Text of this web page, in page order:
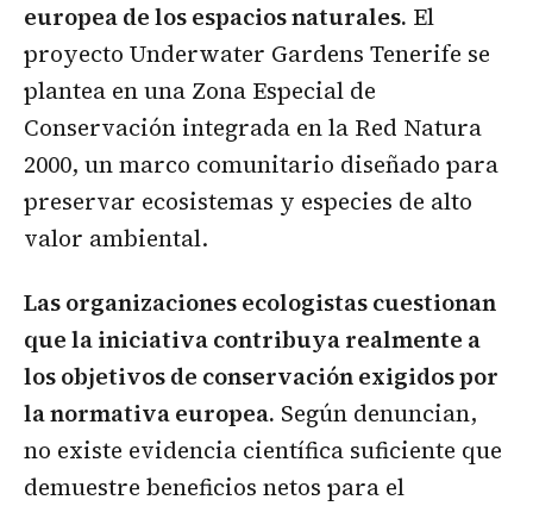
europea de los espacios naturales. El
proyecto Underwater Gardens Tenerife se
plantea en una Zona Especial de
Conservación integrada en la Red Natura
2000, un marco comunitario diseñado para
preservar ecosistemas y especies de alto
valor ambiental.
Las organizaciones ecologistas cuestionan
que la iniciativa contribuya realmente a
los objetivos de conservación exigidos por
la normativa europea. Según denuncian,
no existe evidencia científica suficiente que
demuestre beneficios netos para el